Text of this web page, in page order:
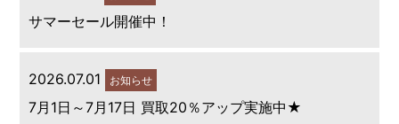
サマーセール開催中！
2026.07.01 お知らせ
7月1日～7月17日 買取20％アップ実施中★